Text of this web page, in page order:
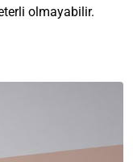
olmayabilir.